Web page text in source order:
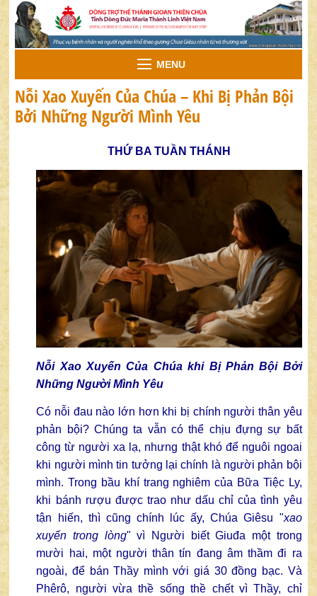
MENU
Nỗi Xao Xuyến Của Chúa – Khi Bị Phản Bội
Bởi Những Người Mình Yêu
THỨ BA TUẦN THÁNH
Nỗi Xao Xuyến Của Chúa khi Bị Phản Bội Bởi
Những Người Mình Yêu
Có nỗi đau nào lớn hơn khi bị chính người thân yêu
phản bội? Chúng ta vẫn có thể chịu đựng sự bất
công từ người xa lạ, nhưng thật khó để nguôi ngoai
khi người mình tin tưởng lại chính là người phản bội
mình. Trong bầu khí trang nghiêm của Bữa Tiệc Ly,
khi bánh rượu được trao như dấu chỉ của tình yêu
tận hiến, thì cũng chính lúc ấy, Chúa Giêsu "xao
xuyến trong lòng" vì Người biết Giuđa một trong
mười hai, một người thân tín đang âm thầm đi ra
ngoài, để bán Thầy mình với giá 30 đồng bạc. Và
Phêrô, người vừa thề sống thề chết vì Thầy, chỉ